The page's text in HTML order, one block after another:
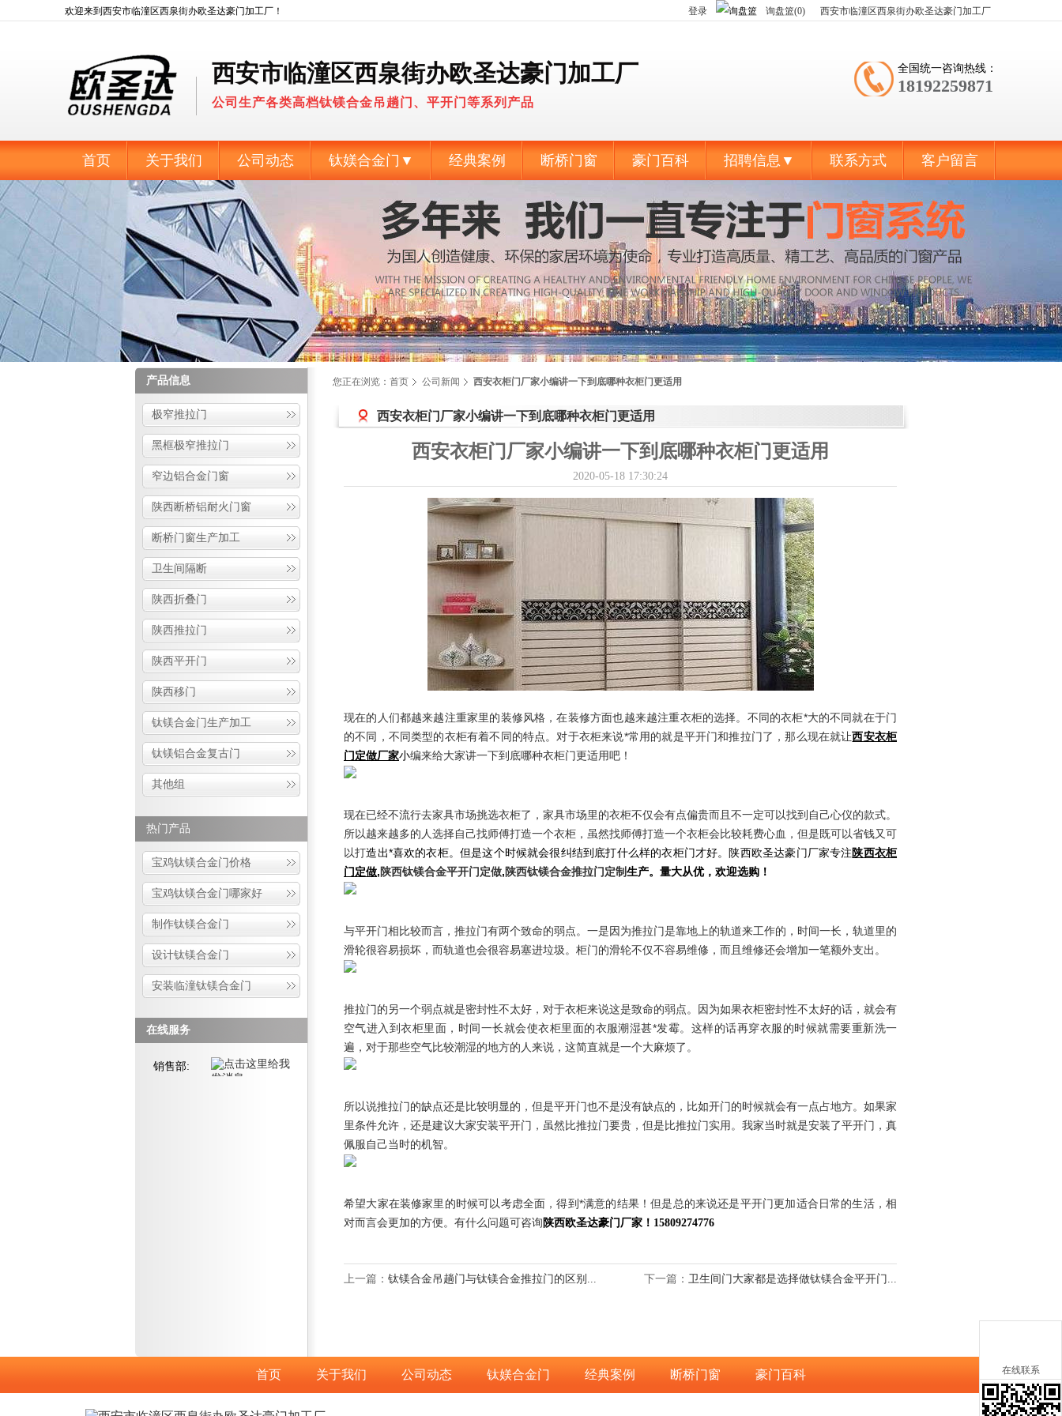
登录 询盘篮(0) 西安市临潼区西泉街办欧圣达豪门加工厂
欢迎来到西安市临潼区西泉街办欧圣达豪门加工厂！
西安市临潼区西泉街办欧圣达豪门加工厂
公司生产各类高档钛镁合金吊趟门、平开门等系列产品
全国统一咨询热线：
18192259871
首页 关于我们 公司动态 钛媄合金门▼ 经典案例 断桥门窗 豪门百科 招聘信息▼ 联系方式 客户留言
产品信息
极窄推拉门
黑框极窄推拉门
窄边铝合金门窗
陕西断桥铝耐火门窗
断桥门窗生产加工
卫生间隔断
陕西折叠门
陕西推拉门
陕西平开门
陕西移门
钛镁合金门生产加工
钛镁铝合金复古门
其他组
热门产品
宝鸡钛镁合金门价格
宝鸡钛镁合金门哪家好
制作钛镁合金门
设计钛镁合金门
安装临潼钛镁合金门
在线服务
销售部:
您正在浏览： 首页 公司新闻 西安衣柜门厂家小编讲一下到底哪种衣柜门更适用
西安衣柜门厂家小编讲一下到底哪种衣柜门更适用
西安衣柜门厂家小编讲一下到底哪种衣柜门更适用
2020-05-18 17:30:24
现在的人们都越来越注重家里的装修风格，在装修方面也越来越注重衣柜的选择。不同的衣柜*大的不同就在于门
的不同，不同类型的衣柜有着不同的特点。对于衣柜来说*常用的就是平开门和推拉门了，那么现在就让西安衣柜
门定做厂家小编来给大家讲一下到底哪种衣柜门更适用吧！
现在已经不流行去家具市场挑选衣柜了，家具市场里的衣柜不仅会有点偏贵而且不一定可以找到自己心仪的款式。
所以越来越多的人选择自己找师傅打造一个衣柜，虽然找师傅打造一个衣柜会比较耗费心血，但是既可以省钱又可
以打造出*喜欢的衣柜。但是这个时候就会很纠结到底打什么样的衣柜门才好。陕西欧圣达豪门厂家专注陕西衣柜
门定做,陕西钛镁合金平开门定做,陕西钛镁合金推拉门定制生产。量大从优，欢迎选购！
与平开门相比较而言，推拉门有两个致命的弱点。一是因为推拉门是靠地上的轨道来工作的，时间一长，轨道里的
滑轮很容易损坏，而轨道也会很容易塞进垃圾。柜门的滑轮不仅不容易维修，而且维修还会增加一笔额外支出。
推拉门的另一个弱点就是密封性不太好，对于衣柜来说这是致命的弱点。因为如果衣柜密封性不太好的话，就会有
空气进入到衣柜里面，时间一长就会使衣柜里面的衣服潮湿甚*发霉。这样的话再穿衣服的时候就需要重新洗一
遍，对于那些空气比较潮湿的地方的人来说，这简直就是一个大麻烦了。
所以说推拉门的缺点还是比较明显的，但是平开门也不是没有缺点的，比如开门的时候就会有一点占地方。如果家
里条件允许，还是建议大家安装平开门，虽然比推拉门要贵，但是比推拉门实用。我家当时就是安装了平开门，真
佩服自己当时的机智。
希望大家在装修家里的时候可以考虑全面，得到*满意的结果！但是总的来说还是平开门更加适合日常的生活，相
对而言会更加的方便。有什么问题可咨询陕西欧圣达豪门厂家！ 15809274776
上一篇： 钛镁合金吊趟门与钛镁合金推拉门的区别... 下一篇： 卫生间门大家都是选择做钛镁合金平开门...
首页 关于我们 公司动态 钛媄合金门 经典案例 断桥门窗 豪门百科 在线联系